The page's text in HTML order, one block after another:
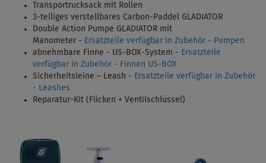
Transportrucksack mit Rollen
3-teiliges verstellbares Carbon-Paddel GLADIATOR
Double Action Pumpe GLADIATOR mit
Manometer - Ersatzteile verfügbar in Zubehör - Pumpen
abnehmbare Finne - US-BOX-System - Ersatzteile
verfügbar in Zubehör - Finnen US-BOX
Sicherheitsleine – Leash - Ersatzteile verfügbar in Zubehör
- Leashes
Reparatur-Kit (Flicken + Ventilschlüssel)